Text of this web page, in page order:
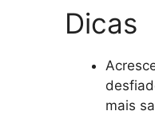
Dicas
mais